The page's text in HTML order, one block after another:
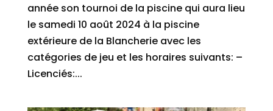
année son tournoi de la piscine qui aura lieu
le samedi 10 août 2024 à la piscine
extérieure de la Blancherie avec les
catégories de jeu et les horaires suivants: –
Licenciés:...